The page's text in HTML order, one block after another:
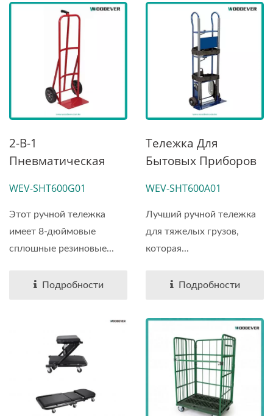
2-В-1
Пневматическая
Тележка На 600
Фунтов | Поставщик
Ручных Тележек
Обслуживание
Производитель
WEV-SHT600G01
Этот ручной тележка
имеет 8-дюймовые
сплошные резиновые...
Подробности
Тележка Для
Бытовых Приборов
Колесах С
Подъемником Для
Лестницы На 600
Фунтов | Заводской
WEV-SHT600A01
Лучший ручной тележка
для тяжелых грузов,
которая...
Подробности